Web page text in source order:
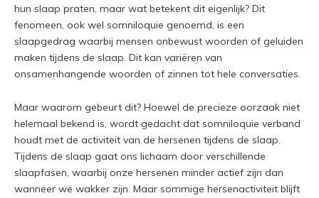
hun slaap praten, maar wat betekent dit eigenlijk? Dit
fenomeen, ook wel somniloquie genoemd, is een
slaapgedrag waarbij mensen onbewust woorden of geluiden
maken tijdens de slaap. Dit kan variëren van
onsamenhangende woorden of zinnen tot hele conversaties.
Maar waarom gebeurt dit? Hoewel de precieze oorzaak niet
helemaal bekend is, wordt gedacht dat somniloquie verband
houdt met de activiteit van de hersenen tijdens de slaap.
Tijdens de slaap gaat ons lichaam door verschillende
slaapfasen, waarbij onze hersenen minder actief zijn dan
wanneer we wakker zijn. Maar sommige hersenactiviteit blijft